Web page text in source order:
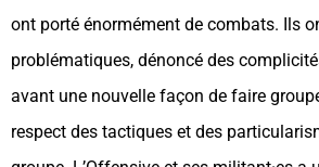
ont porté énormément de combats. Ils
problématiques, dénoncé des
avant une nouvelle façon de faire
respect des tactiques et des